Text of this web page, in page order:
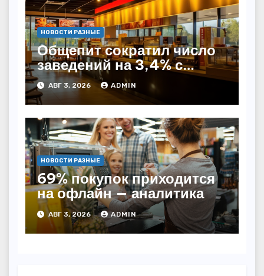
НОВОСТИ РАЗНЫЕ
Общепит сократил число
заведений на 3,4% с
начала года — INFOLine
АВГ 3, 2026 ADMIN
НОВОСТИ РАЗНЫЕ
69% покупок приходится
на офлайн — аналитика
АВГ 3, 2026 ADMIN